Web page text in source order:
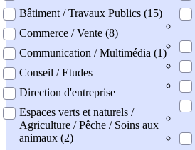
Bâtiment / Travaux Publics (15)
Commerce / Vente (8)
Communication / Multimédia (1)
Conseil / Etudes
Direction d'entreprise
Espaces verts et naturels /
Agriculture / Pêche / Soins aux
animaux (2)